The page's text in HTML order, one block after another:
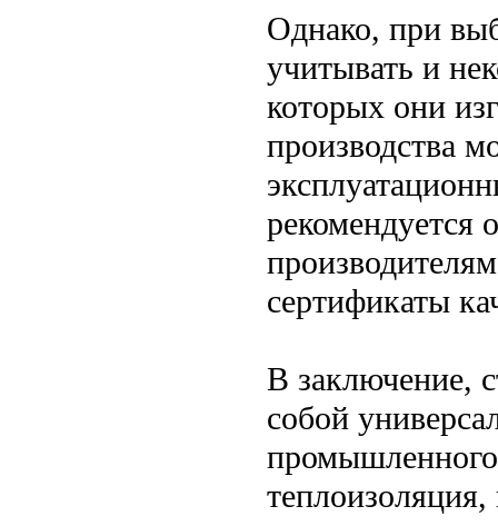
Однако, при
учитывать и
которых они
производства
рекомендуется
сертификаты
В заключение,
собой
промышленного